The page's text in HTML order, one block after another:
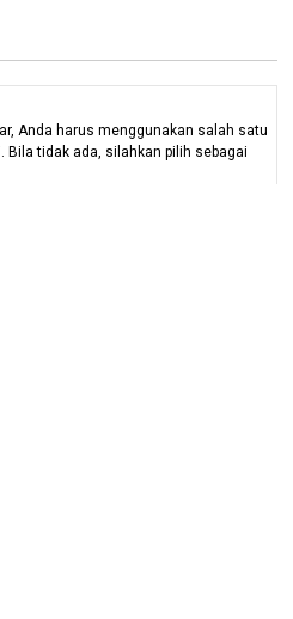
Anda harus menggunakan salah satu
Bila tidak ada, silahkan pilih sebagai